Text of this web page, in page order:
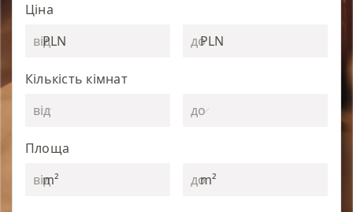
Ціна
PLN
PLN
Кількість кімнат
Площа
m²
m²